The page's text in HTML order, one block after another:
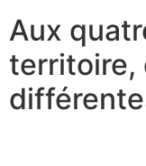
Aux
territoire,